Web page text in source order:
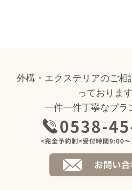
外構・エクステリアのご相
っております
一件一件丁寧なプラ